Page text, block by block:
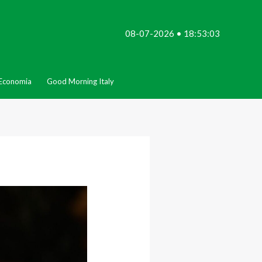
08-07-2026 • 18:53:03
Good Morning Italy